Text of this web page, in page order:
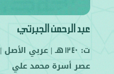
عبد الرحمن الجبرتي
ت: 1240 هـ |عربي الأصل |
عصر أسرة محمد علي